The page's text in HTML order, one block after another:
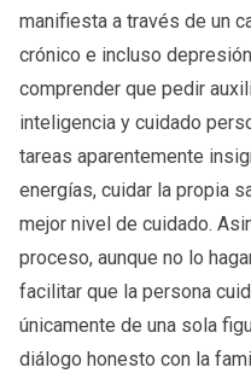
manifiesta a través de un
crónico e incluso
comprender que pedir
inteligencia y cuidado
tareas aparentemente
energías, cuidar la propia
mejor nivel de cuidado.
proceso, aunque no lo
facilitar que la persona
únicamente de una sola
diálogo honesto con la